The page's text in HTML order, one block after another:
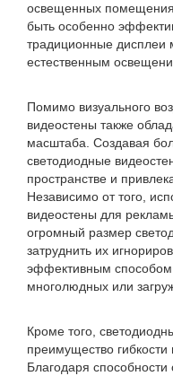
освещенных
быть особенно
традиционные дисплеи
естественным
Помимо визуального
видеостены также
масштаба. Создавая
светодиодные
пространстве и
Независимо от того,
видеостены для
огромный размер
затруднить их
эффективным способом
многолюдных или
Кроме того,
преимущество гибкости
Благодаря способности